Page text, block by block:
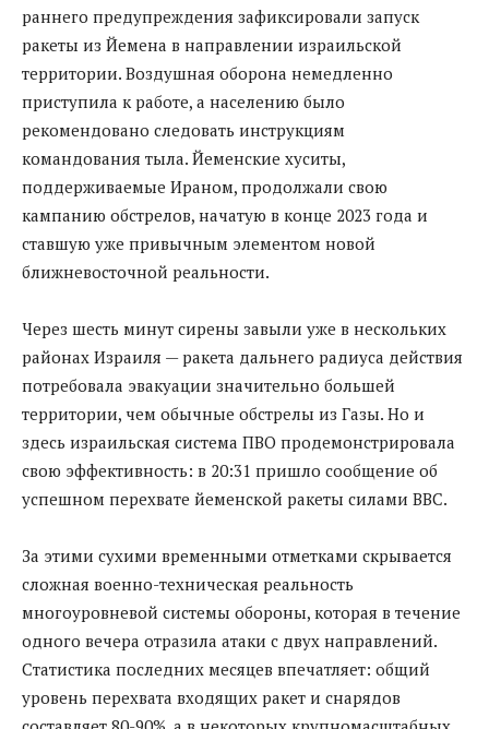
раннего предупреждения зафиксировали запуск
ракеты из Йемена в направлении израильской
территории. Воздушная оборона немедленно
приступила к работе, а населению было
рекомендовано следовать инструкциям
командования тыла. Йеменские хуситы,
поддерживаемые Ираном, продолжали свою
кампанию обстрелов, начатую в конце 2023 года и
ставшую уже привычным элементом новой
ближневосточной реальности.
Через шесть минут сирены завыли уже в нескольких
районах Израиля — ракета дальнего радиуса действия
потребовала эвакуации значительно большей
территории, чем обычные обстрелы из Газы. Но и
здесь израильская система ПВО продемонстрировала
свою эффективность: в 20:31 пришло сообщение об
успешном перехвате йеменской ракеты силами ВВС.
За этими сухими временными отметками скрывается
сложная военно-техническая реальность
многоуровневой системы обороны, которая в течение
одного вечера отразила атаки с двух направлений.
Статистика последних месяцев впечатляет: общий
уровень перехвата входящих ракет и снарядов